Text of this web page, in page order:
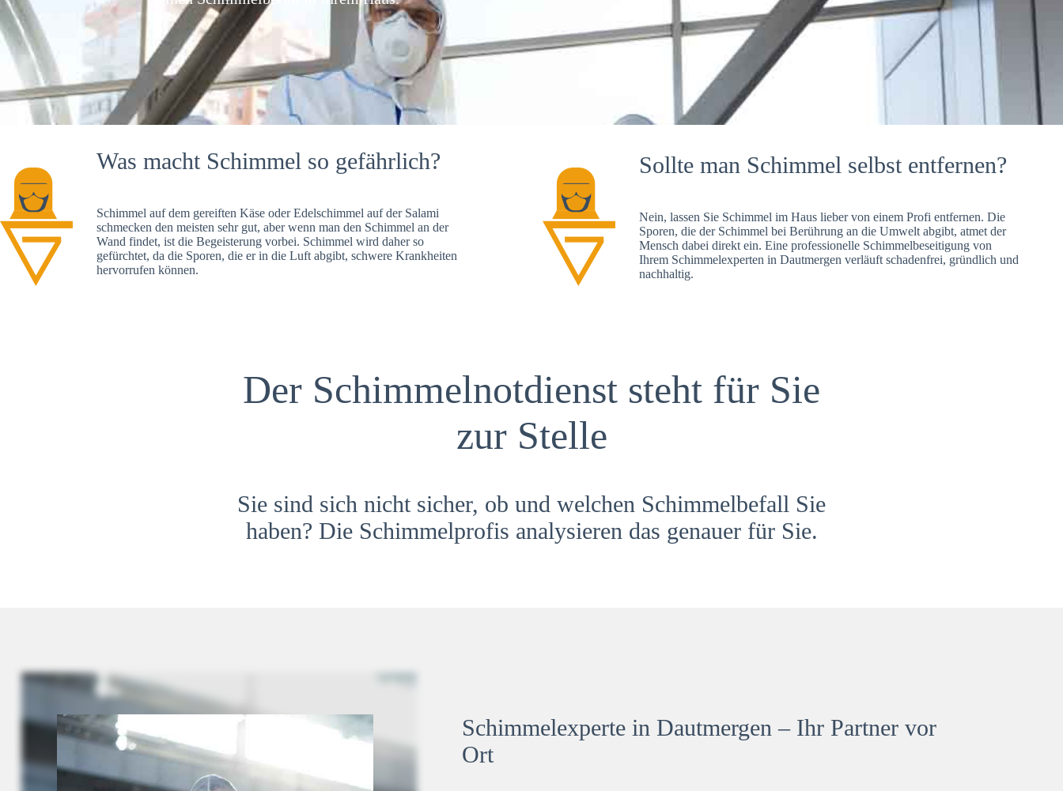
Was macht Schimmel so gefährlich?
Schimmel auf dem gereiften Käse oder Edelschimmel auf der Salami
schmecken den meisten sehr gut, aber wenn man den Schimmel an der
Wand findet, ist die Begeisterung vorbei. Schimmel wird daher so
gefürchtet, da die Sporen, die er in die Luft abgibt, schwere Krankheiten
hervorrufen können.
Sollte man Schimmel selbst entfernen?
Nein, lassen Sie Schimmel im Haus lieber von einem Profi entfernen. Die
Sporen, die der Schimmel bei Berührung an die Umwelt abgibt, atmet der
Mensch dabei direkt ein. Eine professionelle Schimmelbeseitigung von
Ihrem Schimmelexperten in Dautmergen verläuft schadenfrei, gründlich und
nachhaltig.
Der Schimmelnotdienst steht für Sie
zur Stelle
Sie sind sich nicht sicher, ob und welchen Schimmelbefall Sie
haben? Die Schimmelprofis analysieren das genauer für Sie.
Schimmelexperte in Dautmergen – Ihr Partner vor
Ort